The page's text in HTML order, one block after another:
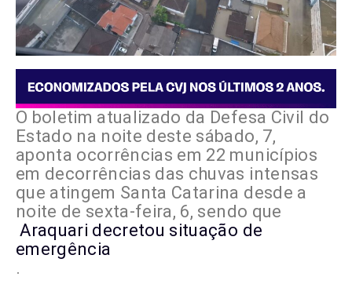
O boletim atualizado da Defesa Civil do
Estado na noite deste sábado, 7,
aponta ocorrências em 22 municípios
em decorrências das chuvas intensas
que atingem Santa Catarina desde a
noite de sexta-feira, 6, sendo que
Araquari decretou situação de
emergência
.